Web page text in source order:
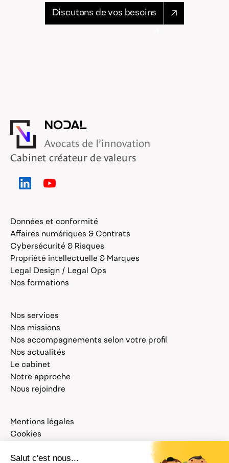
Discutons de vos besoins
Cabinet créateur de valeurs
Données et conformité
Affaires numériques & Contrats
Cybersécurité & Risques
Propriété intellectuelle & Marques
Legal Design / Legal Ops
Nos formations
Nos services
Nos missions
Nos accompagnements selon votre profil
Nos actualités
Le cabinet
Notre approche
Nous rejoindre
Mentions légales
Cookies